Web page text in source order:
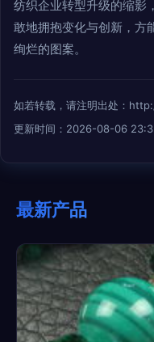
纺织企业转型升级的缩影
敢地拥抱变化与创新，方
绚烂的图案。
如若转载，请注明出处：
更新时间：2026-08-06
最新产品